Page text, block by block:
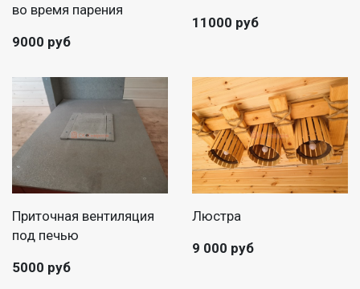
во время парения
9000 руб
11000 руб
Приточная вентиляция
под печью
5000 руб
Люстра
9 000 руб